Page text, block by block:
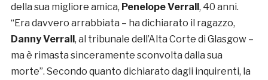
della sua migliore amica, Penelope Verrall, 40 anni.
“Era davvero arrabbiata – ha dichiarato il ragazzo,
Danny Verrall, al tribunale dell’Alta Corte di Glasgow –
ma è rimasta sinceramente sconvolta dalla sua
morte”. Secondo quanto dichiarato dagli inquirenti, la